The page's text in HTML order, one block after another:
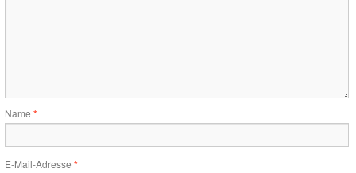
Name *
E-Mail-Adresse *